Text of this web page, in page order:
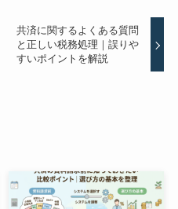
共済に関するよくある質問
と正しい税務処理｜誤りや
すいポイントを解説